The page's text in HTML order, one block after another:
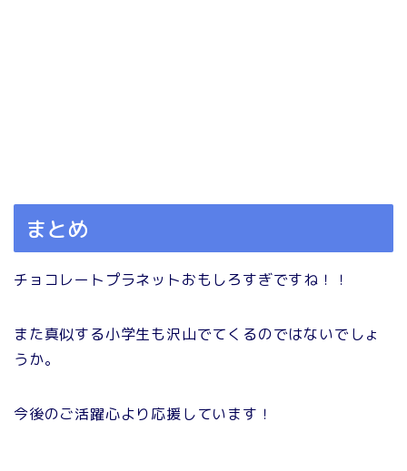
まとめ
チョコレートプラネットおもしろすぎですね！！
また真似する小学生も沢山でてくるのではないでしょ
うか。
今後のご活躍心より応援しています！